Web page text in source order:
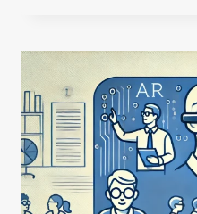
INTELIGENCIA
ARTIFICIAL
EN
LOS
MÉTODOS
EVALUACIÓN
EN